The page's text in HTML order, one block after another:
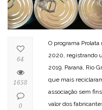
O programa
2020, registrando
2019. Paraná, Rio
que mais
associação sem
valor dos
64
1658
0